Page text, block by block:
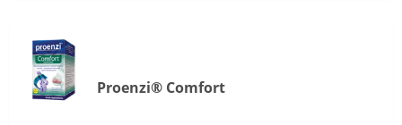
Proenzi® Comfort